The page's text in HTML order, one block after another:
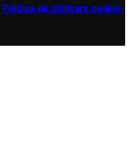
Politica de utillizare cookie-